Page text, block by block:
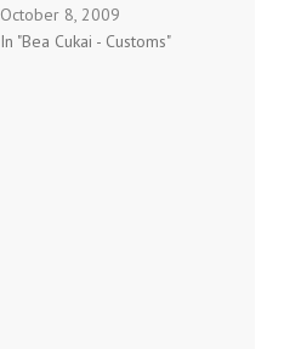
untuk penanganan
barang di bandara
October 8, 2009
In "Bea Cukai - Customs"